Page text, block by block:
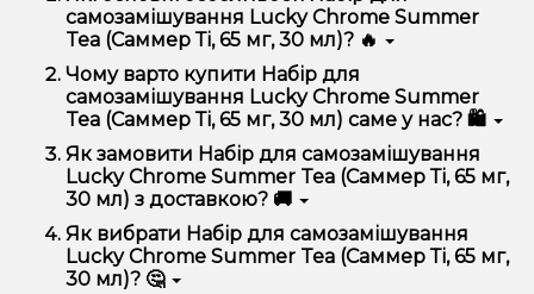
самозамішування Lucky Chrome Summer
Tea (Саммер Ті, 65 мг, 30 мл)? 🔥
Набір для самозамішування Lucky Chrome Summer
Tea (Саммер Ті, 65 мг, 30 мл) відрізняється високою
якістю, зручністю використання та надійністю.
Чому варто купити Набір для
самозамішування Lucky Chrome Summer
Tea (Саммер Ті, 65 мг, 30 мл) саме у нас? 🛍️
Ми пропонуємо тільки оригінальну продукцію,
широкий асортимент, вигідні ціни та швидку
доставку. Крім того, у нас регулярні акції та знижки
для клієнтів!
Як замовити Набір для самозамішування
Lucky Chrome Summer Tea (Саммер Ті, 65 мг,
30 мл) з доставкою? 🚚
Оформити замовлення можна в кілька кліків:
Додайте Набір для самозамішування Lucky
Chrome Summer Tea (Саммер Ті, 65 мг, 30 мл)
Як вибрати Набір для самозамішування
Lucky Chrome Summer Tea (Саммер Ті, 65 мг,
30 мл)? 🤔